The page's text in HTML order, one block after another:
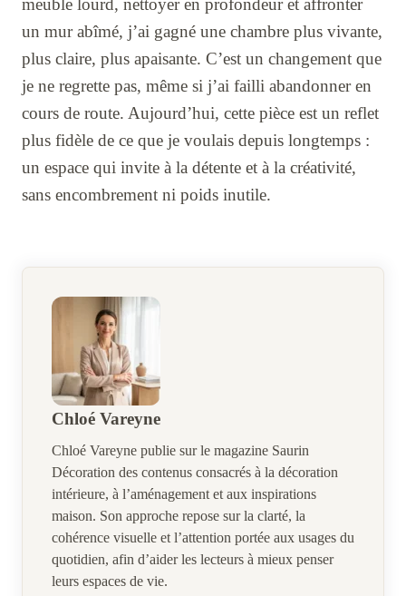
meuble lourd, nettoyer en profondeur et affronter
un mur abîmé, j’ai gagné une chambre plus vivante,
plus claire, plus apaisante. C’est un changement que
je ne regrette pas, même si j’ai failli abandonner en
cours de route. Aujourd’hui, cette pièce est un reflet
plus fidèle de ce que je voulais depuis longtemps :
un espace qui invite à la détente et à la créativité,
sans encombrement ni poids inutile.
Chloé Vareyne
Chloé Vareyne publie sur le magazine Saurin
Décoration des contenus consacrés à la décoration
intérieure, à l’aménagement et aux inspirations
maison. Son approche repose sur la clarté, la
cohérence visuelle et l’attention portée aux usages du
quotidien, afin d’aider les lecteurs à mieux penser
leurs espaces de vie.